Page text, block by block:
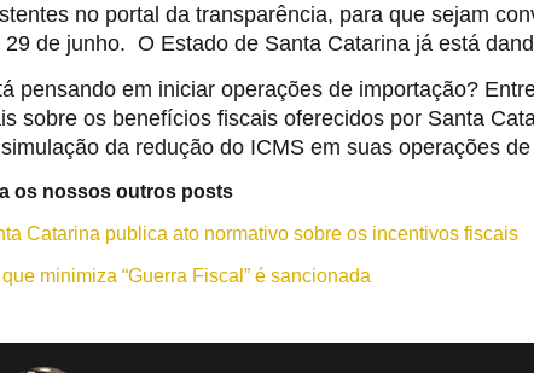
no portal da transparência, para que sejam
29 de junho. O Estado de Santa Catarina já está
pensando em iniciar operações de importação?
sobre os benefícios fiscais oferecidos por Santa
da redução do ICMS em suas operações
os nossos outros posts
Catarina publica ato normativo sobre os incentivos fiscais
que minimiza “Guerra Fiscal” é sancionada